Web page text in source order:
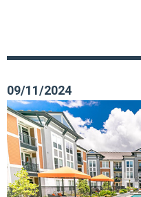
09/11/2024